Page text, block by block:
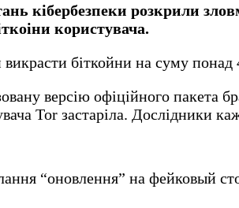
кібербезпеки розкрили
користувача.
біткойни на суму понад
версію офіційного пакета
Tor застаріла. Дослідники
“оновлення” на фейковый